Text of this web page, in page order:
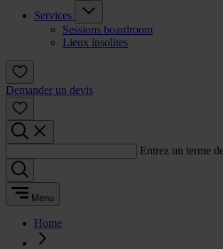
Services
Sessions boardroom
Lieux insolites
Demander un devis
Entrez un terme
Menu
Home